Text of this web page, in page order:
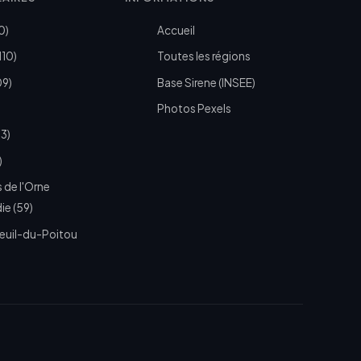
de l'Orne
(59)
du-Poitou
Accueil
Toutes les régions
Base Sirene (INSEE)
Photos Pexels